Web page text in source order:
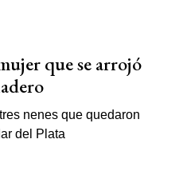
que se arrojó